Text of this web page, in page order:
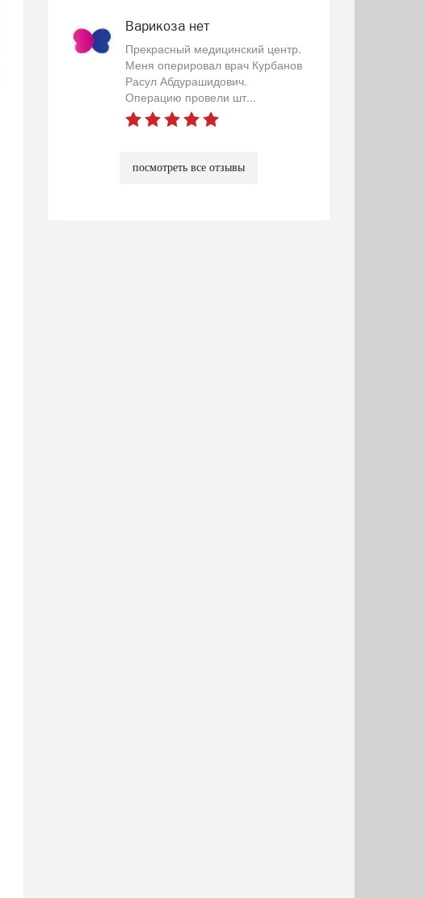
Варикоза нет
Прекрасный медицинский центр.
Меня оперировал врач Курбанов
Расул Абдурашидович.
Операцию провели шт...
посмотреть все отзывы